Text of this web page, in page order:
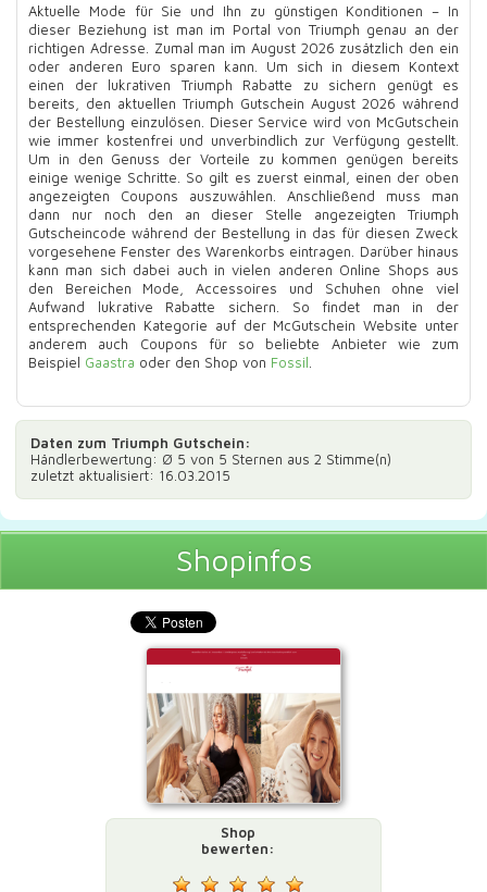
Aktuelle Mode für Sie und Ihn zu günstigen Konditionen – In
dieser Beziehung ist man im Portal von Triumph genau an der
richtigen Adresse. Zumal man im August 2026 zusätzlich den ein
oder anderen Euro sparen kann. Um sich in diesem Kontext
einen der lukrativen Triumph Rabatte zu sichern genügt es
bereits, den aktuellen Triumph Gutschein August 2026 während
der Bestellung einzulösen. Dieser Service wird von McGutschein
wie immer kostenfrei und unverbindlich zur Verfügung gestellt.
Um in den Genuss der Vorteile zu kommen genügen bereits
einige wenige Schritte. So gilt es zuerst einmal, einen der oben
angezeigten Coupons auszuwählen. Anschließend muss man
dann nur noch den an dieser Stelle angezeigten Triumph
Gutscheincode während der Bestellung in das für diesen Zweck
vorgesehene Fenster des Warenkorbs eintragen. Darüber hinaus
kann man sich dabei auch in vielen anderen Online Shops aus
den Bereichen Mode, Accessoires und Schuhen ohne viel
Aufwand lukrative Rabatte sichern. So findet man in der
entsprechenden Kategorie auf der McGutschein Website unter
anderem auch Coupons für so beliebte Anbieter wie zum
Beispiel Gaastra oder den Shop von Fossil
Daten zum Triumph Gutschein:
Händlerbewertung: Ø 5 von 5 Sternen aus 2 Stimme(n)
zuletzt aktualisiert: 16.03.2015
Shopinfos
Shop
bewerten: